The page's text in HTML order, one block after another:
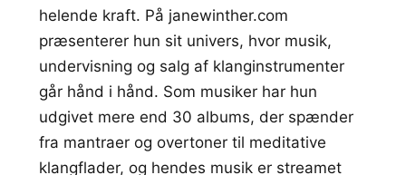
helende kraft. På janewinther.com
præsenterer hun sit univers, hvor musik,
undervisning og salg af klanginstrumenter
går hånd i hånd. Som musiker har hun
udgivet mere end 30 albums, der spænder
fra mantraer og overtoner til meditative
klangflader, og hendes musik er streamet